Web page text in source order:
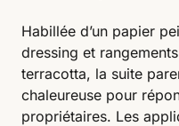
Habillée d’un papier
dressing et
terracotta, la suite
chaleureuse pour
propriétaires. Les